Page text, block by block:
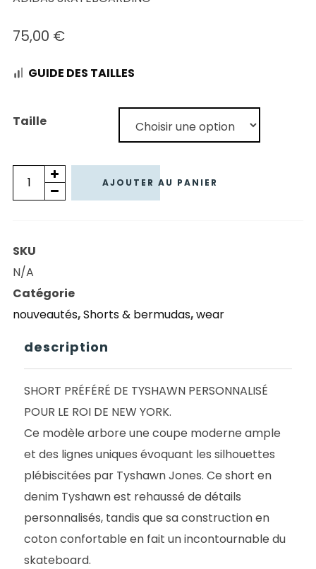
75,00 €
GUIDE DES TAILLES
Taille
quantité
de
SKATE
TYSHAWN
SHORT
BLACK
AJOUTER AU PANIER
SKU
N/A
Catégorie
nouveautés,Shorts & bermudas,wear
description
SHORT PRÉFÉRÉ DE TYSHAWN PERSONNALISÉ
POUR LE ROI DE NEW YORK.
Ce modèle arbore une coupe moderne ample
et des lignes uniques évoquant les silhouettes
plébiscitées par Tyshawn Jones. Ce short en
denim Tyshawn est rehaussé de détails
personnalisés, tandis que sa construction en
coton confortable en fait un incontournable du
skateboard.